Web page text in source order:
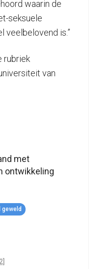
waarin de
seksuele
veelbelovend is.”
rubriek
van
met
ontwikkeling
geweld